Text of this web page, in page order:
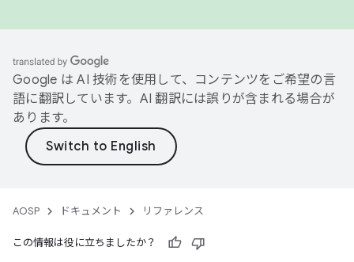
Google は AI 技術を使用して、コンテンツをご希望の言
語に翻訳しています。AI 翻訳には誤りが含まれる場合が
あります。
AOSP ドキュメント リファレンス
この情報は役に立ちましたか？